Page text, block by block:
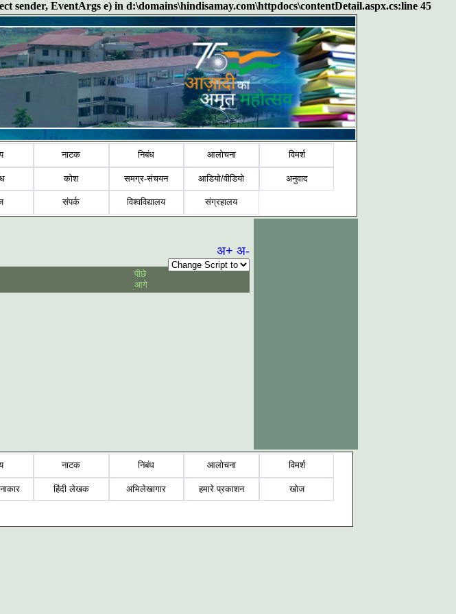
sender, EventArgs e) in d:\domains\hindisamay.com\httpdocs\contentDetail.aspx.cs:line 45
नाटक निबंध आलोचना विमर्श
कोश समग्र-संचयन आडियो/वीडियो अनुवाद
संपर्क विश्वविद्यालय संग्रहालय
अ+ अ-
पीछे
आगे
नाटक निबंध आलोचना विमर्श
हिंदी लेखक अभिलेखागार हमारे प्रकाशन खोज